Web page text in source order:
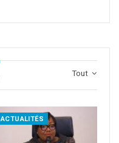
Tout
ACTUALITÉS